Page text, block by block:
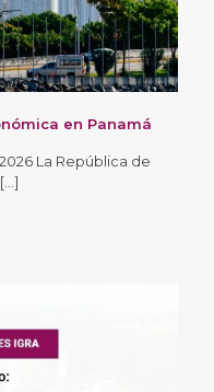
en Panamá
La República de
[…]